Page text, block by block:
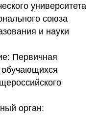
университета
союза
и науки
Первичная
орган: